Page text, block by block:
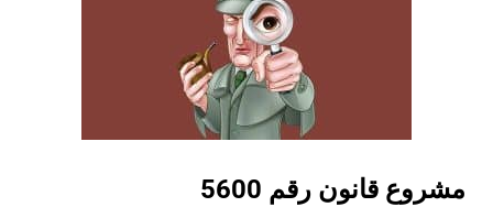
مشروع قانون رقم 5600